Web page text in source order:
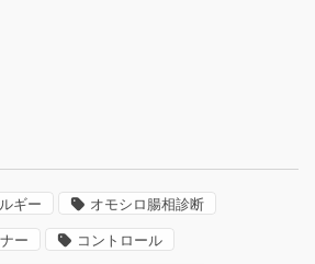
ギー オモシロ腸相診断
ー コントロール